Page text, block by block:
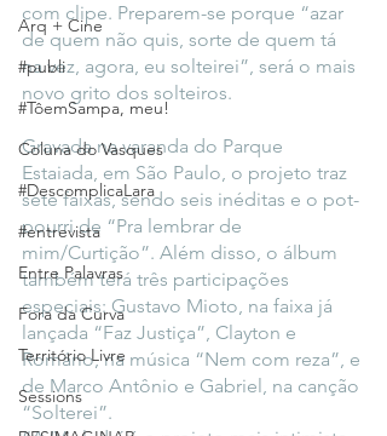
Arq + Cine
#publi
#TôemSampa, meu!
Coluna do Vasques
#DescomplicaLara
#entrevista
Entre Palavras
Fora da Curva
Território Livre
Sessions
com clipe. Preparem-se porque “azar
de quem não quis, sorte de quem tá
na vez, agora, eu solteirei”, será o mais
novo grito dos solteiros.
Gravada na varanda do Parque
Estaiada, em São Paulo, o projeto traz
sete faixas, sendo seis inéditas e o pot-
pourri de “Pra lembrar de
mim/Curtição”. Além disso, o álbum
também terá três participações
especiais: Gustavo Mioto, na faixa já
lançada “Faz Justiça”, Clayton e
Romário, na música “Nem com reza”, e
de Marco Antônio e Gabriel, na canção
“Solterei”.